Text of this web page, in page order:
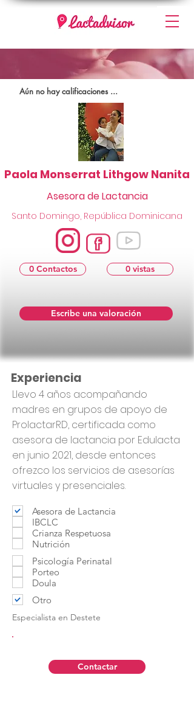
Aún no hay calificaciones ...
Escribe una valoración
0 Contactos
Santo Domingo, República Dominicana
Paola Monserrat Lithgow Nanita
Asesora de Lactancia
0 vistas
Llevo 4 años acompañando
madres en grupos de apoyo de
ProlactarRD, certificada como
asesora de lactancia por Edulacta
en junio 2021, desde entonces
ofrezco los servicios de asesorías
virtuales y presenciales.
Asesora de Lactancia
IBCLC
Crianza Respetuosa
Nutrición
Psicología Perinatal
Porteo
Doula
Otro
Especialista en Destete
Contactar
Experiencia